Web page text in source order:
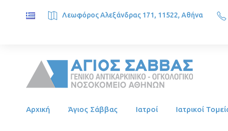
Λεωφόρος Αλεξάνδρας 171, 11522, Αθήνα
Αρχική Άγιος Σάββας Ιατροί Ιατρικοί